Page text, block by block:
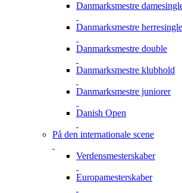
Danmarksmestre
Danmarksmestre herresingle
Danmarksmestre double
Danmarksmestre klubhold
Danmarksmestre juniorer
Danish Open
På den internationale scene
Verdensmesterskaber
Europamesterskaber